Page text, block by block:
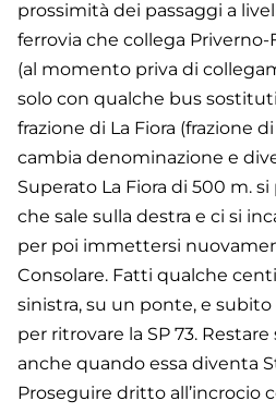
prossimità dei passaggi a
ferrovia che collega Priverno-
(al momento priva di
solo con qualche bus
frazione di La Fiora (frazione di
cambia denominazione e
Superato La Fiora di 500 m.
che sale sulla destra e ci si
per poi immettersi
Consolare. Fatti qualche
sinistra, su un ponte, e subito
per ritrovare la SP 73.
anche quando essa diventa
Proseguire dritto all’incrocio